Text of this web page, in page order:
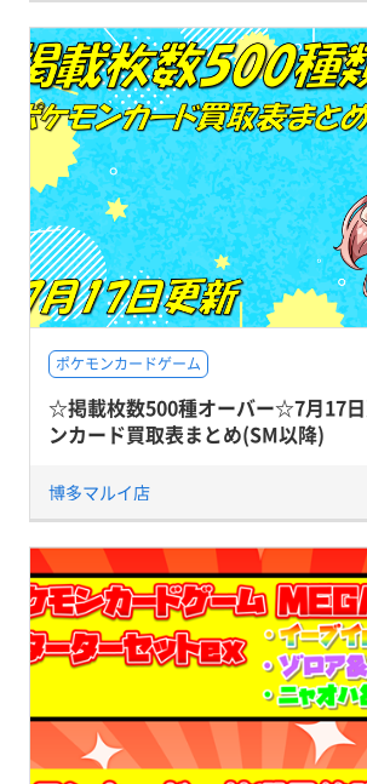
ポケモンカードゲーム
☆掲載枚数500種オーバー☆7月17
ンカード買取表まとめ(SM以降)
博多マルイ店